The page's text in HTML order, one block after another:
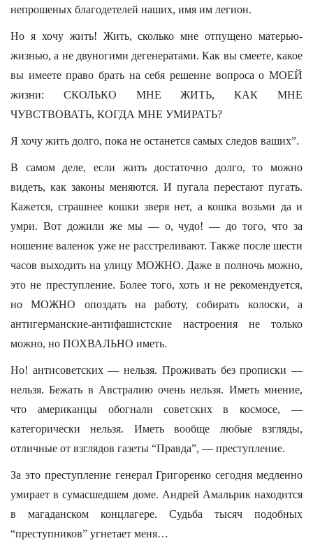
непрошеных благодетелей наших, имя им легион.
Но я хочу жить! Жить, сколько мне отпущено матерью-
жизнью, а не двуногими дегенератами. Как вы смеете, какое
вы имеете право брать на себя решение вопроса о МОЕЙ
жизни: СКОЛЬКО МНЕ ЖИТЬ, КАК МНЕ
ЧУВСТВОВАТЬ, КОГДА МНЕ УМИРАТЬ?
Я хочу жить долго, пока не останется самых следов ваших”.
В самом деле, если жить достаточно долго, то можно
видеть, как законы меняются. И пугала перестают пугать.
Кажется, страшнее кошки зверя нет, а кошка возьми да и
умри. Вот дожили же мы — о, чудо! — до того, что за
ношение валенок уже не расстреливают. Также после шести
часов выходить на улицу МОЖНО. Даже в полночь можно,
это не преступление. Более того, хоть и не рекомендуется,
но МОЖНО опоздать на работу, собирать колоски, а
антигерманские-антифашистские настроения не только
можно, но ПОХВАЛЬНО иметь.
Но! антисоветских — нельзя. Проживать без прописки —
нельзя. Бежать в Австралию очень нельзя. Иметь мнение,
что американцы обогнали советских в космосе, —
категорически нельзя. Иметь вообще любые взгляды,
отличные от взглядов газеты “Правда”, — преступление.
За это преступление генерал Григоренко сегодня медленно
умирает в сумасшедшем доме. Андрей Амальрик находится
в магаданском концлагере. Судьба тысяч подобных
“преступников” угнетает меня…